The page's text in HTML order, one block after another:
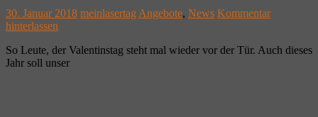
30. Januar 2018 meinlasertag Angebote, News Kommentar
hinterlassen
So Leute, der Valentinstag steht mal wieder vor der Tür. Auch dieses
Jahr soll unser